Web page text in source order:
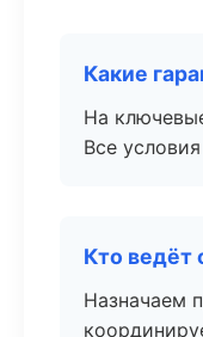
Какие
На
Все
Кто ведёт
Назначаем